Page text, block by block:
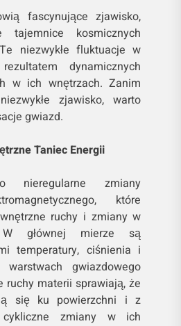
fascynujące zjawisko,
kosmicznych
niezwykłe fluktuacje w
dynamicznych
w ich wnętrzach. Zanim
zjawisko, warto
gwiazd.
Taniec Energii
nieregularne zmiany
które
ruchy i zmiany w
W głównej mierze są
temperatury, ciśnienia i
gwiazdowego
ruchy materii sprawiają, że
się ku powierzchni i z
cykliczne zmiany w ich